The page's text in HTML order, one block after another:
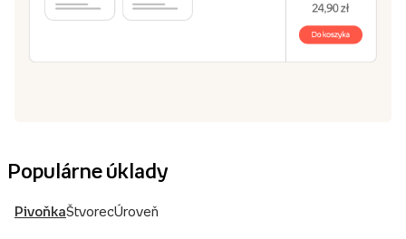
Populárne úklady
PivoňkaŠtvorecÚroveň